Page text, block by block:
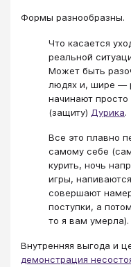
Формы разнообразны.
Что касается
реальной
Может быть
людях и, шире ―
начинают просто
(защиту) Дурика.
Все это плавно
самому себе
курить, ночь
игры,
совершают
поступки, а
то я вам умерла).
Внутренняя выгода и
демонстрация